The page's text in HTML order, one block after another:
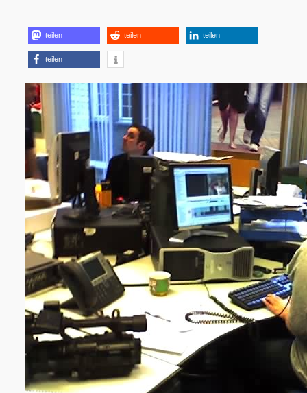
teilen teilen teilen
teilen